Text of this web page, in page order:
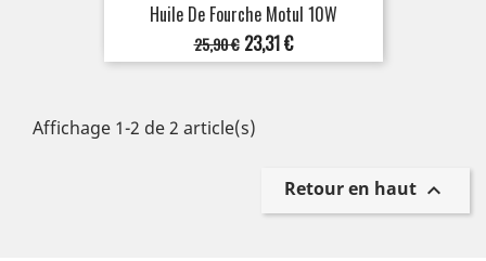
Huile De Fourche Motul 10W
Prix
de
25,90 € Prix
23,31 €
Affichage 1-2 de 2 article(s)
Retour en haut 